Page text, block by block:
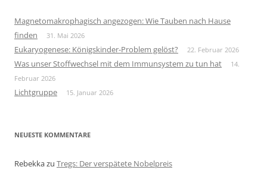
Magnetomakrophagisch angezogen: Wie Tauben nach Hause
finden
31. Mai 2026
Eukaryogenese: Königskinder-Problem gelöst? 22. Februar 2026
Was unser Stoffwechsel mit dem Immunsystem zu tun hat
14.
Februar 2026
Lichtgruppe 15. Januar 2026
NEUESTE KOMMENTARE
Rebekkazu Tregs: Der verspätete Nobelpreis